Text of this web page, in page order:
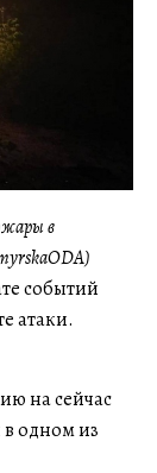
в
событий
атаки.
на сейчас
одном из